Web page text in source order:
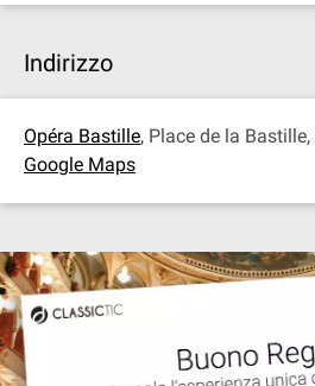
Indirizzo
Opéra Bastille, Place de la Bastille,
Google Maps